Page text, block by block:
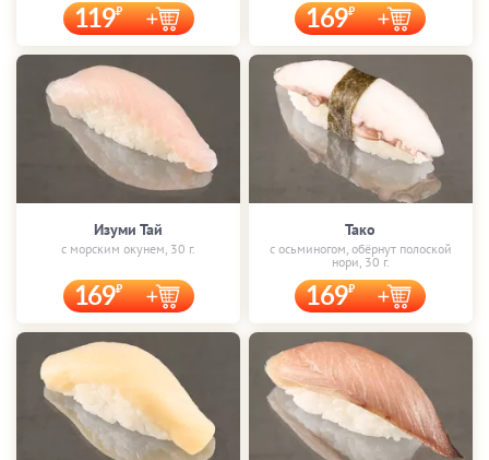
119 169
Изуми Тай
с морским окунем, 30 г.
169
Тако
с осьминогом, обёрнут полоской
нори, 30 г.
169